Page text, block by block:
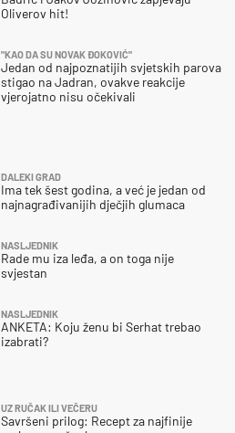
Oliverov hit!
"KAO DA SU NOVAK ĐOKOVIĆ"
Jedan od najpoznatijih svjetskih parova
stigao na Jadran, ovakve reakcije
vjerojatno nisu očekivali
DALEKI GRAD
Ima tek šest godina, a već je jedan od
najnagrađivanijih dječjih glumaca
NASLJEDNIK
Rade mu iza leđa, a on toga nije
svjestan
NASLJEDNIK
ANKETA: Koju ženu bi Serhat trebao
izabrati?
UZ RUČAK ILI VEČERU
Savršeni prilog: Recept za najfinije